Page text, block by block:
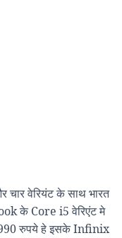
वेरियंट के साथ भारत
के Core i5 वेरिएंट मे
रुपये हे इसके Infinix